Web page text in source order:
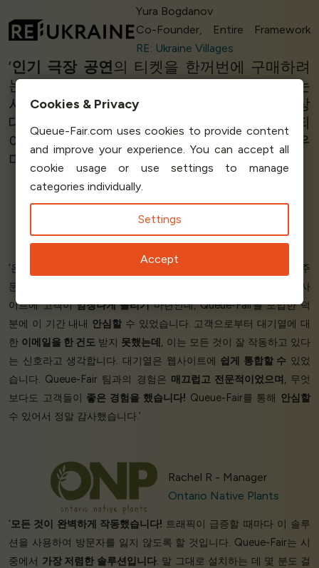
Yura Bogdanov
Co-Founder, Entire Framework
RE: Ukraine Villages
‘인기 극장 공연의 티켓을 한꺼번에 구매하려
는 사람들이 한꺼번에 몰리자, Queue-Fair는
서버를보호하기위해
가상
대기실을 마련했습니다. 이 서비스를 찾게 되
어
매우 기쁩 니다. 전체 컨셉과 유연성이
매우
마음에 듭니다. 감사합니다, Queue-Fair!’
‘온라인 스토어 오픈 당일의 스트레스를 줄였습니다
! 저희는 올해 주
문을 받던 날 새로운 웹사이트를 오픈했습니다. 론칭 당일에는 웹사
이트에 고객이엄청나게 몰리기마련인데, Queue-Fair를 도입한 덕
분에 이 기간 내내 안심할 수 있었습니다. 고객으로부터 대기열에 대
한 이메일을 한 건도 받지 못했는데 , 이는 모든 것이 잘 작동하고 있다
는 신호라고 생각합니다. 대기열은 웹사이트에 쉽게 통합할 수 있었
습니다. Queue-Fair 팀과의 경험은 매끄럽고 전문적이었으며 , 무엇
보다도 고객들이 좋은 경험을 했습니다! Queue-Fair를 통해 안심할
수 있어서 정말 감사했습니다.’
Rachel R - Manager
Ontario Native Plants
‘모든 것이 완벽하게 작동했습니다! 트래픽이 급증할 때마다 이 솔루
션을 사용하여 방문자를 잃지 않도록 할 것입니다. Queue-Fair는 시
중에서 가장 저렴한 솔루션입니다. 말 그대로 설치하는 데 몇 분도 걸
Cookies & Privacy
Queue-Fair.com uses cookies to provide content
and improve your experience. You can accept all
cookie usage or use settings to manage
categories individually.
Settings
Accept